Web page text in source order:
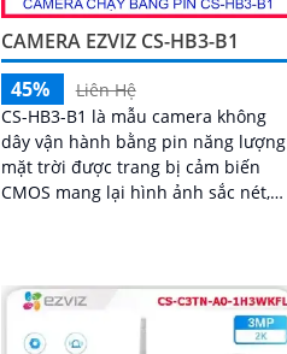
CAMERA EZVIZ CS-HB3-B1
45%
Liên Hệ
CS-HB3-B1 là mẫu camera không
dây vận hành bằng pin năng lượng
mặt trời được trang bị cảm biến
CMOS mang lại hình ảnh sắc nét,
giải 3